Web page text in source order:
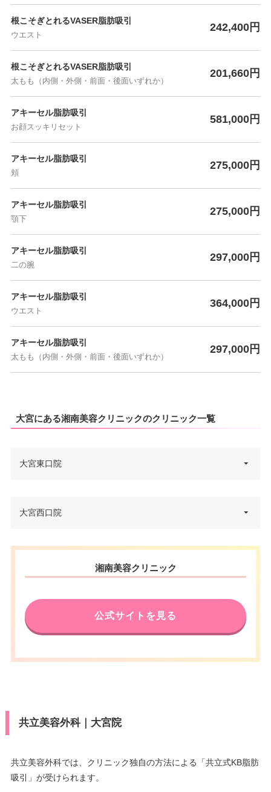
根こそぎとれるVASER脂肪吸引
ウエスト
242,400円
根こそぎとれるVASER脂肪吸引
太もも（内側・外側・前面・後面いずれか）
201,660円
アキーセル脂肪吸引
お顔スッキリセット
581,000円
アキーセル脂肪吸引
頬
275,000円
アキーセル脂肪吸引
顎下
275,000円
アキーセル脂肪吸引
二の腕
297,000円
アキーセル脂肪吸引
ウエスト
364,000円
アキーセル脂肪吸引
太もも（内側・外側・前面・後面いずれか）
297,000円
大宮にある湘南美容クリニックのクリニック一覧
大宮東口院
住所
電話番号 0120-5489-97
アクセス JR大宮駅東口 徒歩3分
VISA/Master/JCB/American Ex
駐車場 –
月 火 水 木 金 土 日 祝
10：00
10：00
10：00
大宮西口院
住所
埼玉県さいたま市大宮区桜木町
一丁目6番地2 そごう大宮店本館
0120-373-359
アクセス 大宮駅西口 徒歩2分
休診日 火曜日・水曜日
済
ヨタTS3/楽天カード/MUFG(UF
J)/UC/Discover/オリコ/アプラス/
医療ロー
ン
可
湘南美容クリニック
公式サイトを見る
共立美容外科｜大宮院
共立美容外科では、クリニック独自の方法による「共立式KB脂肪
吸引」が受けられます。